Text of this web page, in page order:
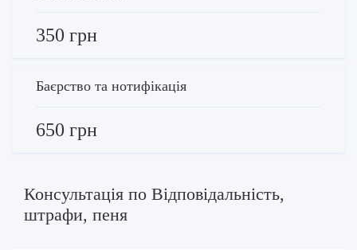
350 грн
Баєрство та нотифікація
650 грн
Консультація по Відповідальність,
штрафи, пеня